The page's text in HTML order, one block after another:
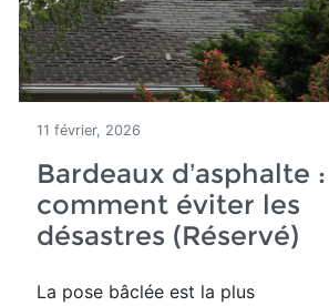
11 février, 2026
Bardeaux d’asphalte :
comment éviter les
désastres (Réservé)
La pose bâclée est la plus